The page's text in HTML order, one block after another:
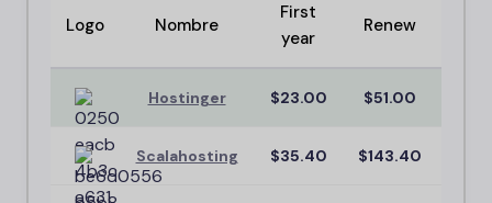
Logo Nombre
First
year
Renew
Hostinger $23.00 $51.00
Scalahosting $35.40 $143.40